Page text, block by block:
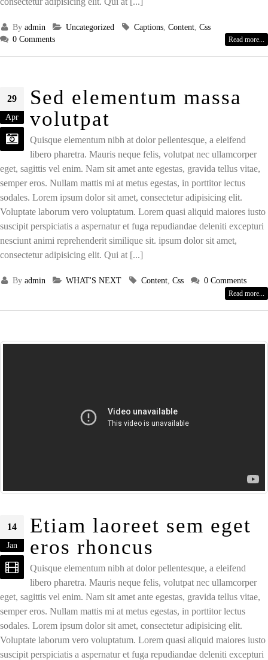
Byadmin Uncategorized Captions ,Content ,Css
0 Comments
Read more...
29
Apr
Sed elementum massa
volutpat
Quisque elementum nibh at dolor pellentesque, a eleifend
libero pharetra. Mauris neque felis, volutpat nec ullamcorper
eget, sagittis vel enim. Nam sit amet ante egestas, gravida tellus vitae,
semper eros. Nullam mattis mi at metus egestas, in porttitor lectus
sodales. Lorem ipsum dolor sit amet, consectetur adipisicing elit.
Voluptate laborum vero voluptatum. Lorem quasi aliquid maiores iusto
suscipit perspiciatis a aspernatur et fuga repudiandae deleniti excepturi
nesciunt animi reprehenderit similique sit. ipsum dolor sit amet,
consectetur adipisicing elit. Qui at [...]
Byadmin WHAT'S NEXT Content,Css 0 Comments
Read more...
14
Jan
Etiam laoreet sem eget
eros rhoncus
Quisque elementum nibh at dolor pellentesque, a eleifend
libero pharetra. Mauris neque felis, volutpat nec ullamcorper
eget, sagittis vel enim. Nam sit amet ante egestas, gravida tellus vitae,
semper eros. Nullam mattis mi at metus egestas, in porttitor lectus
sodales. Lorem ipsum dolor sit amet, consectetur adipisicing elit.
Voluptate laborum vero voluptatum. Lorem quasi aliquid maiores iusto
suscipit perspiciatis a aspernatur et fuga repudiandae deleniti excepturi